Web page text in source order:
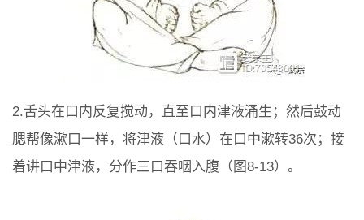
2.舌头在口内反复搅动，直至口内津液涌生；然后鼓动
腮帮像漱口一样，将津液（口水）在口中漱转36次；接
着讲口中津液，分作三口吞咽入腹（图8-13）。